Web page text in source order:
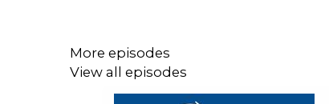
More episodes
View all episodes